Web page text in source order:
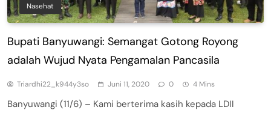
Nasehat
Bupati Banyuwangi: Semangat Gotong Royong
adalah Wujud Nyata Pengamalan Pancasila
Triardhi22_k944y3so Juni 11, 2020 0 4 Mins
Banyuwangi (11/6) – Kami berterima kasih kepada LDII